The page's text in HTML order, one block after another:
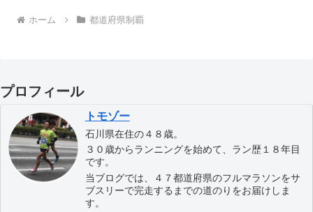
ホーム 都道府県制覇
プロフィール
トモゾー
石川県在住の４８歳。
３０歳からランニングを始めて、ラン歴１８年目
です。
当ブログでは、４７都道府県のフルマラソンをサ
ブスリーで完走するまでの道のりをお届けしま
す。